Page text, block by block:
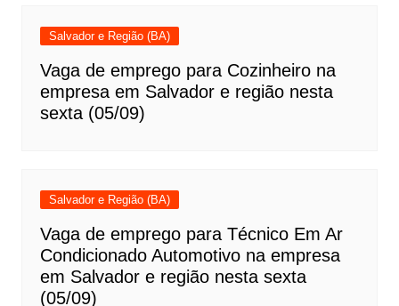
Salvador e Região (BA)
Vaga de emprego para Cozinheiro na
empresa em Salvador e região nesta
sexta (05/09)
Salvador e Região (BA)
Vaga de emprego para Técnico Em Ar
Condicionado Automotivo na empresa
em Salvador e região nesta sexta
(05/09)